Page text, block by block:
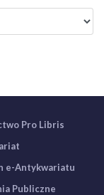
Pro Libris
e-Antykwariatu
Publiczne